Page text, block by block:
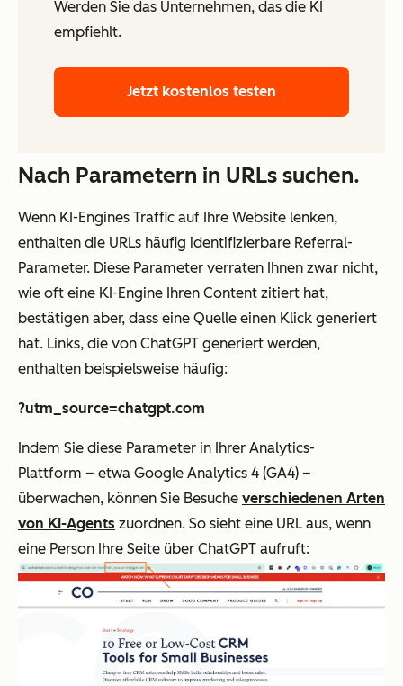
Werden Sie das Unternehmen, das die KI
empfiehlt.
Jetzt kostenlos testen
Nach Parametern in URLs suchen.
Wenn KI-Engines Traffic auf Ihre Website lenken,
enthalten die URLs häufig identifizierbare Referral-
Parameter. Diese Parameter verraten Ihnen zwar nicht,
wie oft eine KI-Engine Ihren Content zitiert hat,
bestätigen aber, dass eine Quelle einen Klick generiert
hat. Links, die von ChatGPT generiert werden,
enthalten beispielsweise häufig:
?utm_source=chatgpt.com
Indem Sie diese Parameter in Ihrer Analytics-
Plattform – etwa Google Analytics 4 (GA4) –
überwachen, können Sie Besuche verschiedenen Arten
von KI-Agents zuordnen. So sieht eine URL aus, wenn
eine Person Ihre Seite über ChatGPT aufruft: